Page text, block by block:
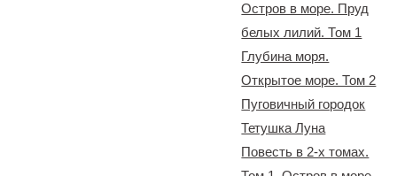
Остров в море. Пруд
белых лилий. Том 1
Глубина моря.
Открытое море. Том 2
Пуговичный городок
Тетушка Луна
Повесть в 2-х томах.